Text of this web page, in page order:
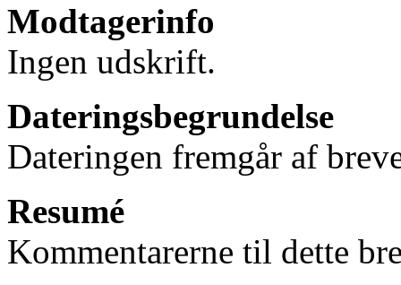
Modtagerinfo
Ingen udskrift.
Dateringsbegrundelse
Dateringen fremgår af
Resumé
Kommentarerne til dette